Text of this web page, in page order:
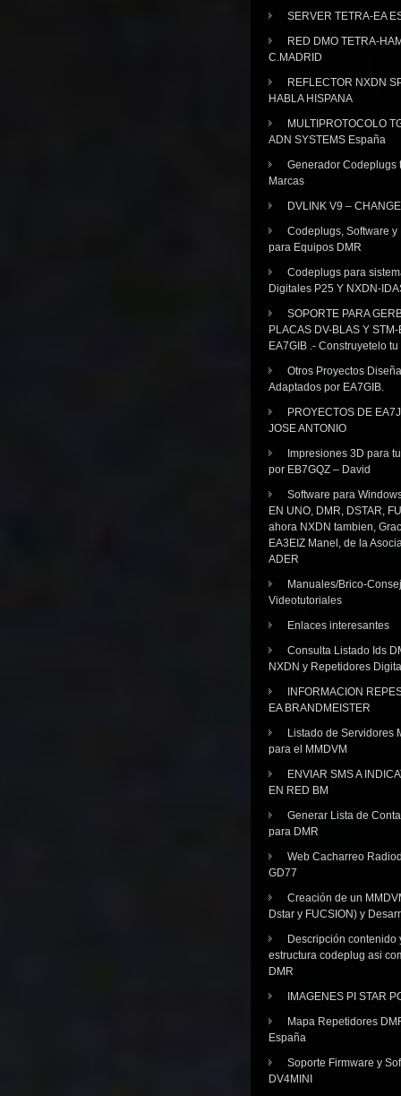
SERVER TETRA-EA
RED DMO TETRA-
C.MADRID
REFLECTOR NXDN
HABLA HISPANA
MULTIPROTOCOLO
ADN SYSTEMS España
Generador Codeplugs
Marcas
DVLINK V9 –
Codeplugs, Software y
para Equipos DMR
Codeplugs para
Digitales P25 Y NXDN-
SOPORTE PARA
PLACAS DV-BLAS Y
EA7GIB .- Construyetelo
Otros Proyectos
Adaptados por EA7GIB.
PROYECTOS DE
JOSE ANTONIO
Impresiones 3D para
por EB7GQZ – David
Software para
EN UNO, DMR, DSTAR,
ahora NXDN tambien,
EA3EIZ Manel, de la
ADER
Manuales/Brico-
Videotutoriales
Enlaces interesantes
Consulta Listado Ids
NXDN y Repetidores
INFORMACION
EA BRANDMEISTER
Listado de Servidores
para el MMDVM
ENVIAR SMS A
EN RED BM
Generar Lista de
para DMR
Web Cacharreo
GD77
Creación de un
Dstar y FUCSION) y
Descripción contenido
estructura codeplug asi
DMR
IMAGENES PI STAR
Mapa Repetidores
España
Soporte Firmware y
DV4MINI